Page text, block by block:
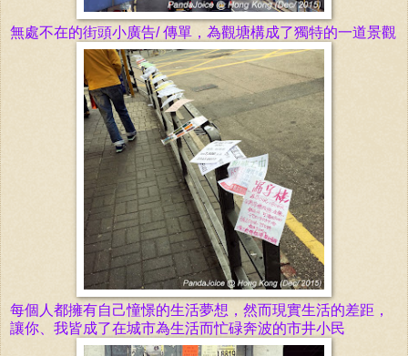
無處不在的街頭小廣告/ 傳單，為觀塘構成了獨特的一道景觀
每個人都擁有自己憧憬的生活夢想，然而現實生活的差距，
讓你、我皆成了在城市為生活而忙碌奔波的市井小民